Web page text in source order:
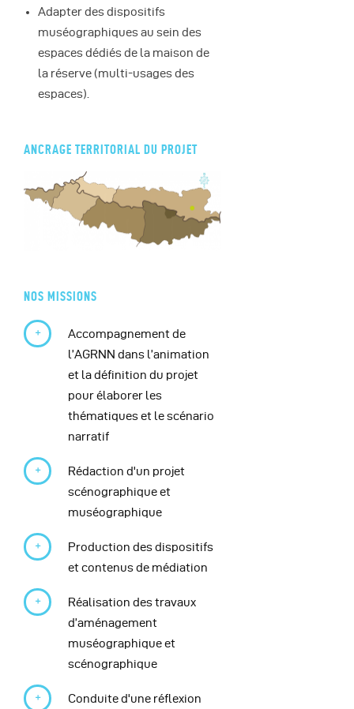
Adapter des dispositifs
muséographiques au sein des
espaces dédiés de la maison de
la réserve (multi-usages des
espaces).
ANCRAGE TERRITORIAL DU PROJET
NOS MISSIONS
Accompagnement de
l’AGRNN dans l’animation
et la définition du projet
pour élaborer les
thématiques et le scénario
narratif
Rédaction d'un projet
scénographique et
muséographique
Production des dispositifs
et contenus de médiation
Réalisation des travaux
d’aménagement
muséographique et
scénographique
Conduite d'une réflexion